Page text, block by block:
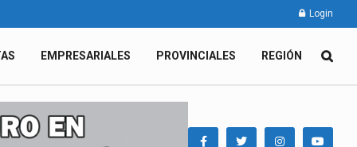
Login
EMPRESARIALES PROVINCIALES REGIÓN